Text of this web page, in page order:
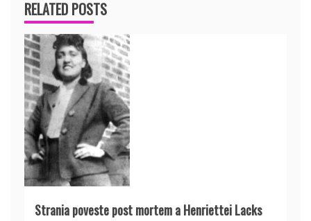
RELATED POSTS
Strania poveste post mortem a Henriettei Lacks